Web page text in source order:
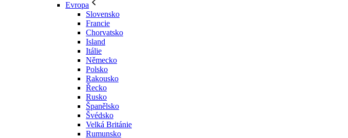
Evropa
Slovensko
Francie
Chorvatsko
Island
Itálie
Německo
Polsko
Rakousko
Řecko
Rusko
Španělsko
Švédsko
Velká Británie
Rumunsko